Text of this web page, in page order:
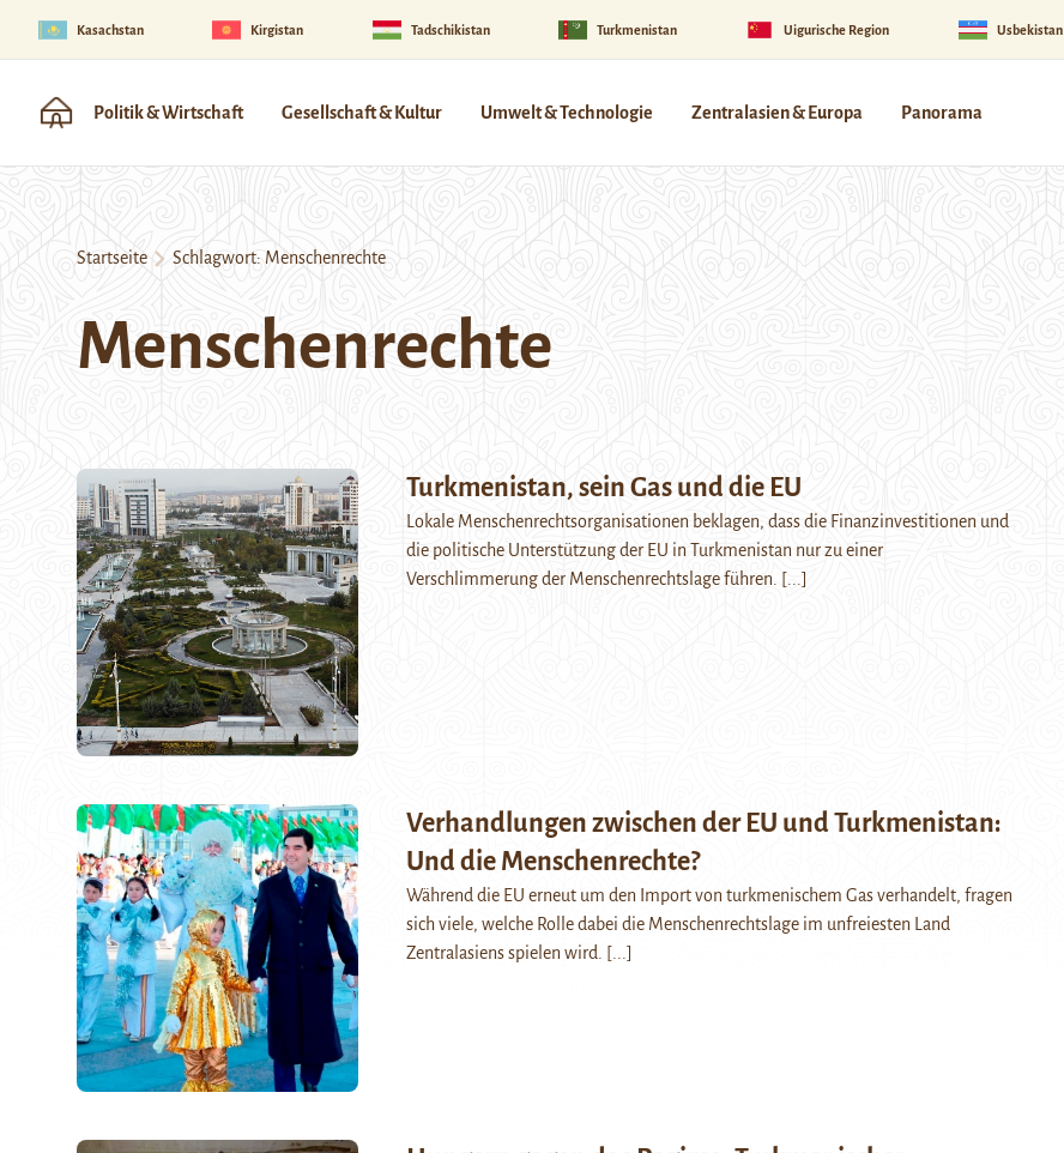
Kasachstan Kirgistan Tadschikistan Turkmenistan Uigurische Region Usbekistan
Politik & Wirtschaft Gesellschaft & Kultur Umwelt & Technologie Zentralasien & Europa Panorama
Startseite Schlagwort: Menschenrechte
Menschenrechte
Turkmenistan, sein Gas und die EU
Lokale Menschenrechtsorganisationen beklagen, dass die Finanzinvestitionen und
die politische Unterstützung der EU in Turkmenistan nur zu einer
Verschlimmerung der Menschenrechtslage führen.
[...]
Verhandlungen zwischen der EU und Turkmenistan:
Und die Menschenrechte?
Während die EU erneut um den Import von turkmenischem Gas verhandelt, fragen
sich viele, welche Rolle dabei die Menschenrechtslage im unfreiesten Land
Zentralasiens spielen wird.
[...]